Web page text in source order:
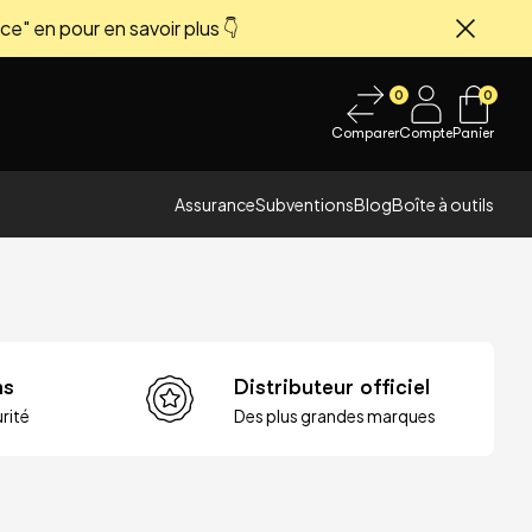
en pour en savoir plus 👇
0
ComparerCompte
0
Panier
AssuranceSubventionsBlogBoîte à outils
Distributeur officiel
Des plus grandes marques